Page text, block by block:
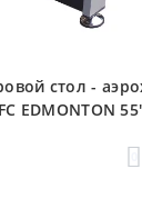
стол -
EDMONTON